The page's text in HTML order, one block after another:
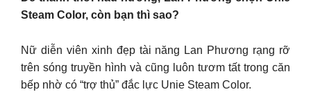
Steam Color, còn bạn thì sao?
Nữ diễn viên xinh đẹp tài năng Lan Phương rạng rỡ
trên sóng truyền hình và cũng luôn tươm tất trong căn
bếp nhờ có “trợ thủ” đắc lực Unie Steam Color.